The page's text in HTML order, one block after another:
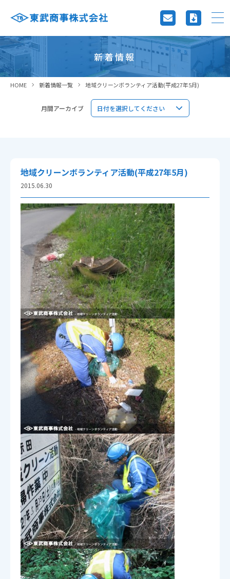
新着情報
HOME 新着情報一覧 地域クリーンボランティア活動(平成27年5月)
月間アーカイブ
地域クリーンボランティア活動(平成27年5月)
2015.06.30